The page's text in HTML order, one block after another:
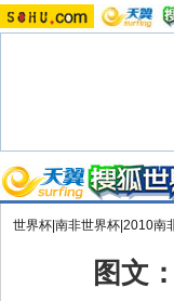
世界杯|南非世界杯|2010南
图文